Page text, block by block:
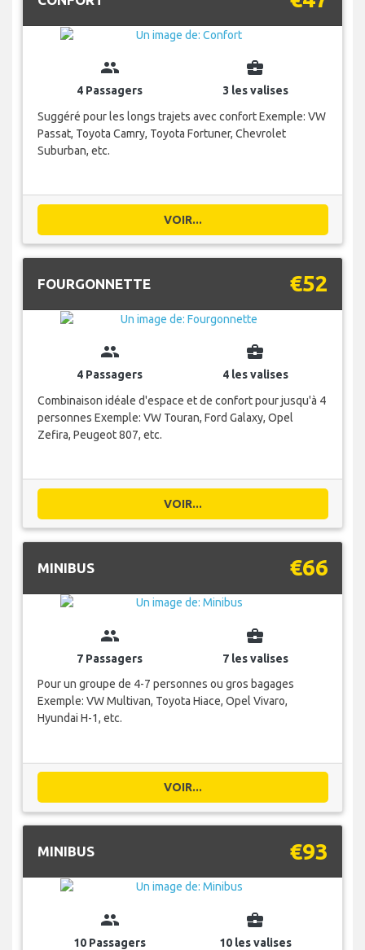
group
4 Passagers
business_center
3 les valises
Suggéré pour les longs trajets avec confort Exemple: VW
Passat, Toyota Camry, Toyota Fortuner, Chevrolet
Suburban, etc.
VOIR...
FOURGONNETTE €52
group
4 Passagers
business_center
4 les valises
Combinaison idéale d'espace et de confort pour jusqu'à 4
personnes Exemple: VW Touran, Ford Galaxy, Opel
Zefira, Peugeot 807, etc.
VOIR...
MINIBUS €66
group
7 Passagers
business_center
7 les valises
Pour un groupe de 4-7 personnes ou gros bagages
Exemple: VW Multivan, Toyota Hiace, Opel Vivaro,
Hyundai H-1, etc.
VOIR...
MINIBUS €93
group
10 Passagers
business_center
10 les valises